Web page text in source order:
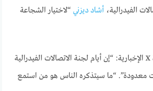
الفيدرالية، أشاد ديزني “لاختيار الشجاعة
وقال جوميز في نشرة X الإخبارية: “إن أيام لجنة الاتصالات الفيدرالية
“ما سيتذكره الناس هو من استمع